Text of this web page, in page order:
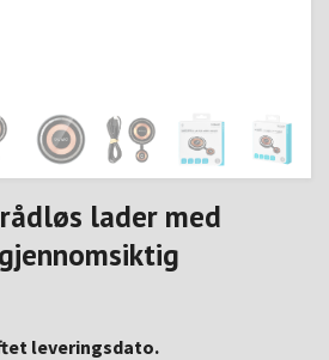
lader med
leveringsdato.